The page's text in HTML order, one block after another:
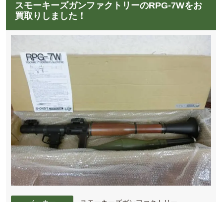
スモーキーズガンファクトリーのRPG-7Wをお
買取りしました！